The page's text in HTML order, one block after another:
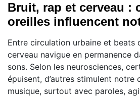
Bruit, rap et cerveau :
oreilles influencent
Entre circulation urbaine et beats
cerveau navigue en permanence
sons. Selon les neurosciences,
épuisent, d’autres stimulent notre
musique, surtout avec paroles,